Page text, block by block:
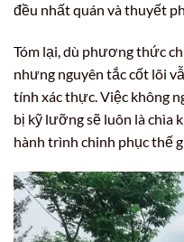
đều nhất quán và thuyết
Tóm lại, dù phương thức
nhưng nguyên tắc cốt lõi
tính xác thực. Việc không
bị kỹ lưỡng sẽ luôn là chìa
hành trình chinh phục thế